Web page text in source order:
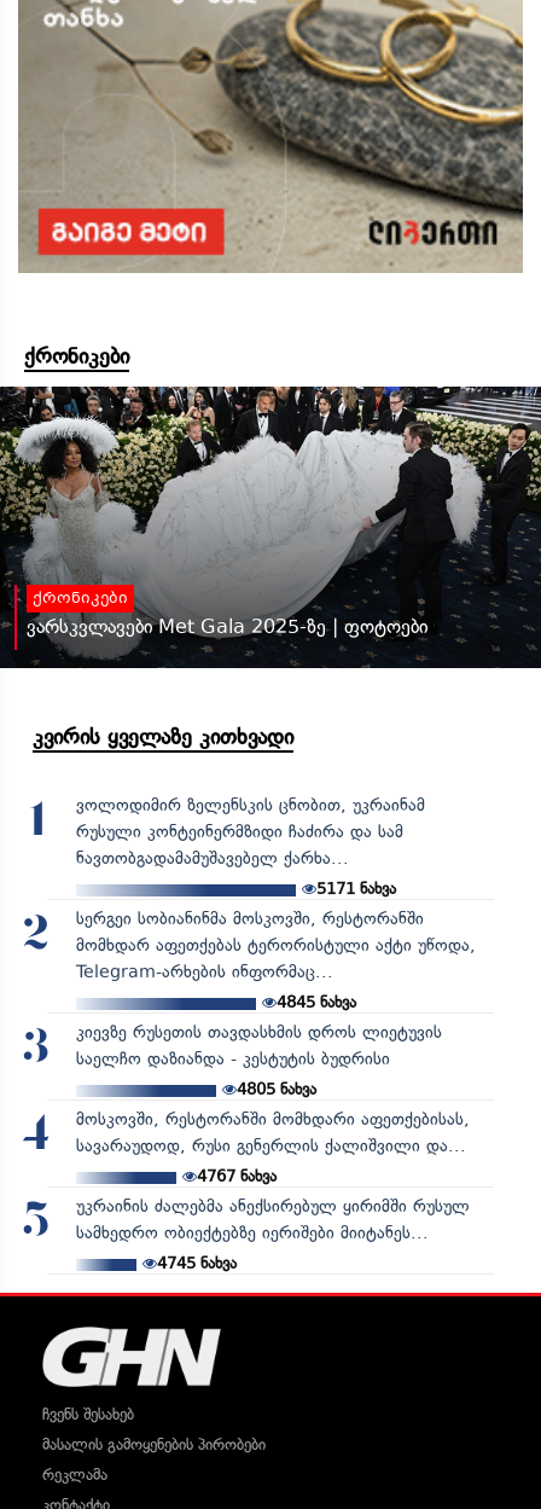
ქრონიკები
ქრონიკები
ვარსკვლავები Met Gala 2025-ზე | ფოტოები
კვირის ყველაზე კითხვადი
1
ვოლოდიმირ ზელენსკის ცნობით, უკრაინამ
რუსული კონტეინერმზიდი ჩაძირა და სამ
ნავთობგადამამუშავებელ ქარხა...
5171 ნახვა
2
სერგეი სობიანინმა მოსკოვში, რესტორანში
მომხდარ აფეთქებას ტერორისტული აქტი უწოდა,
Telegram-არხების ინფორმაც...
4845ნახვა
3
კიევზე რუსეთის თავდასხმის დროს ლიეტუვის
საელჩო დაზიანდა - კესტუტის ბუდრისი
4805ნახვა
4
მოსკოვში, რესტორანში მომხდარი აფეთქებისას,
სავარაუდოდ, რუსი გენერლის ქალიშვილი და...
4767ნახვა
5
უკრაინის ძალებმა ანექსირებულ ყირიმში რუსულ
სამხედრო ობიექტებზე იერიშები მიიტანეს...
4745ნახვა
ჩვენს შესახებ
მასალის გამოყენების პირობები
რეკლამა
კონტაქტი